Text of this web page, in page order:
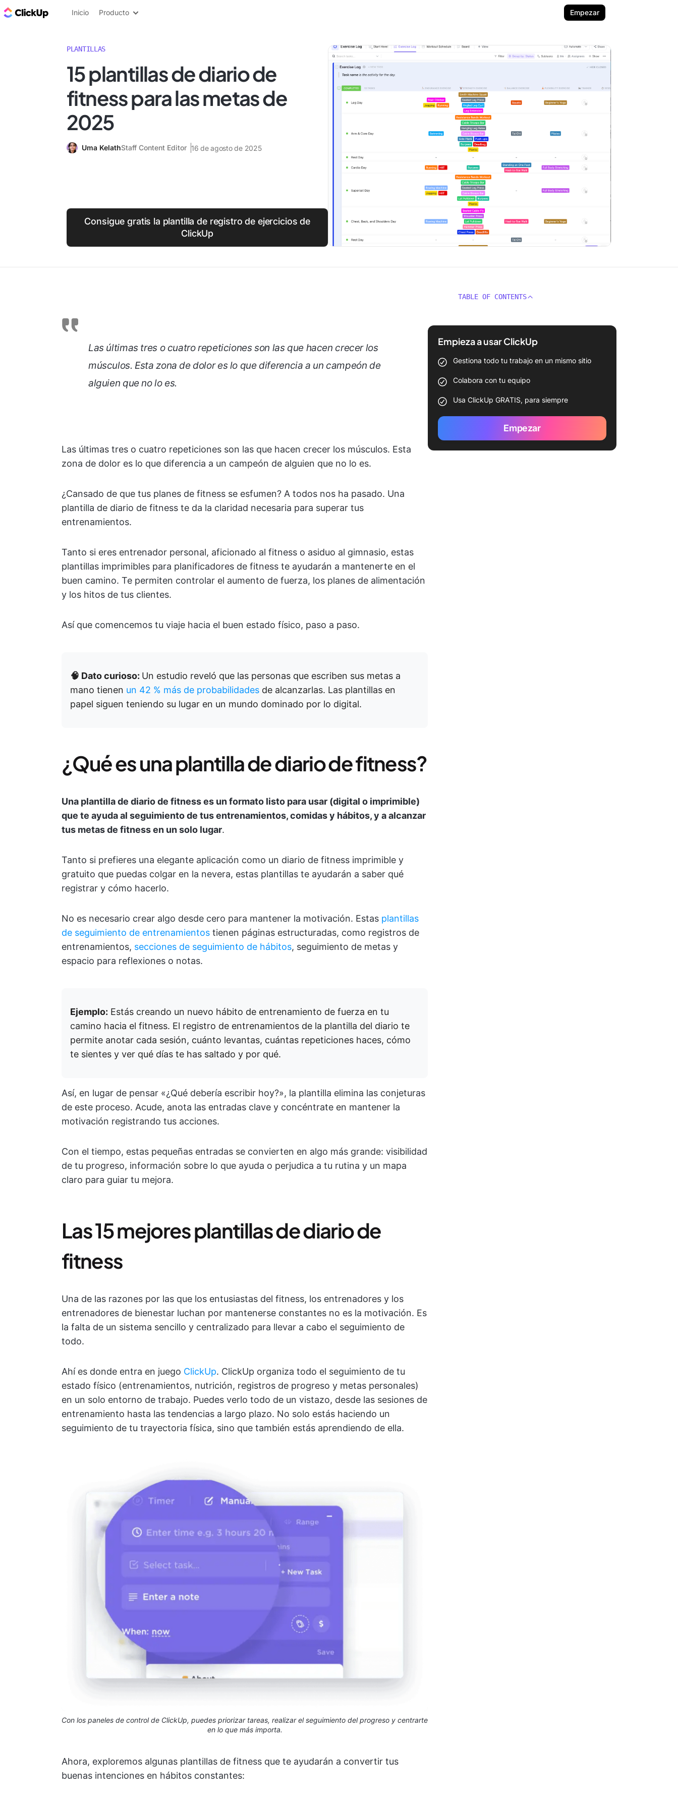
ClickUp Blog
Inicio Producto Empezar
PLANTILLAS
15 plantillas de diario de
fitness para las metas de
2025
Uma KelathStaff Content Editor 16 de agosto de 2025
Consigue gratis la plantilla de registro de ejercicios de
ClickUp
Las últimas tres o cuatro repeticiones son las que hacen crecer los
músculos. Esta zona de dolor es lo que diferencia a un campeón de
alguien que no lo es.
Las últimas tres o cuatro repeticiones son las que hacen crecer los músculos. Esta
zona de dolor es lo que diferencia a un campeón de alguien que no lo es.
¿Cansado de que tus planes de fitness se esfumen? A todos nos ha pasado. Una
plantilla de diario de fitness te da la claridad necesaria para superar tus
entrenamientos.
Tanto si eres entrenador personal, aficionado al fitness o asiduo al gimnasio, estas
plantillas imprimibles para planificadores de fitness te ayudarán a mantenerte en el
buen camino. Te permiten controlar el aumento de fuerza, los planes de alimentación
y los hitos de tus clientes.
Así que comencemos tu viaje hacia el buen estado físico, paso a paso.
🧠 Dato curioso: Un estudio reveló que las personas que escriben sus metas a
mano tienen un 42 % más de probabilidades de alcanzarlas. Las plantillas en
papel siguen teniendo su lugar en un mundo dominado por lo digital.
¿Qué es una plantilla de diario de fitness?
Una plantilla de diario de fitness es un formato listo para usar (digital o imprimible)
que te ayuda al seguimiento de tus entrenamientos, comidas y hábitos, y a alcanzar
tus metas de fitness en un solo lugar.
Tanto si prefieres una elegante aplicación como un diario de fitness imprimible y
gratuito que puedas colgar en la nevera, estas plantillas te ayudarán a saber qué
registrar y cómo hacerlo.
No es necesario crear algo desde cero para mantener la motivación. Estas plantillas
de seguimiento de entrenamientos tienen páginas estructuradas, como registros de
entrenamientos, secciones de seguimiento de hábitos, seguimiento de metas y
espacio para reflexiones o notas.
Ejemplo: Estás creando un nuevo hábito de entrenamiento de fuerza en tu
camino hacia el fitness. El registro de entrenamientos de la plantilla del diario te
permite anotar cada sesión, cuánto levantas, cuántas repeticiones haces, cómo
te sientes y ver qué días te has saltado y por qué.
Así, en lugar de pensar «¿Qué debería escribir hoy?», la plantilla elimina las conjeturas
de este proceso. Acude, anota las entradas clave y concéntrate en mantener la
motivación registrando tus acciones.
Con el tiempo, estas pequeñas entradas se convierten en algo más grande: visibilidad
de tu progreso, información sobre lo que ayuda o perjudica a tu rutina y un mapa
claro para guiar tu mejora.
Las 15 mejores plantillas de diario de
fitness
Una de las razones por las que los entusiastas del fitness, los entrenadores y los
entrenadores de bienestar luchan por mantenerse constantes no es la motivación. Es
la falta de un sistema sencillo y centralizado para llevar a cabo el seguimiento de
todo.
Ahí es donde entra en juego ClickUp. ClickUp organiza todo el seguimiento de tu
estado físico (entrenamientos, nutrición, registros de progreso y metas personales)
en un solo entorno de trabajo. Puedes verlo todo de un vistazo, desde las sesiones de
entrenamiento hasta las tendencias a largo plazo. No solo estás haciendo un
seguimiento de tu trayectoria física, sino que también estás aprendiendo de ella.
Con los paneles de control de ClickUp, puedes priorizar tareas, realizar el seguimiento del progreso y centrarte
en lo que más importa.
Ahora, exploremos algunas plantillas de fitness que te ayudarán a convertir tus
buenas intenciones en hábitos constantes:
TABLE OF CONTENTS
Empieza a usar ClickUp
Gestiona todo tu trabajo en un mismo sitio
Colabora con tu equipo
Usa ClickUp GRATIS, para siempre
Empezar